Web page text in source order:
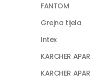
FANTOM
Grejna tijela
Intex
KARCHER
KARCHER